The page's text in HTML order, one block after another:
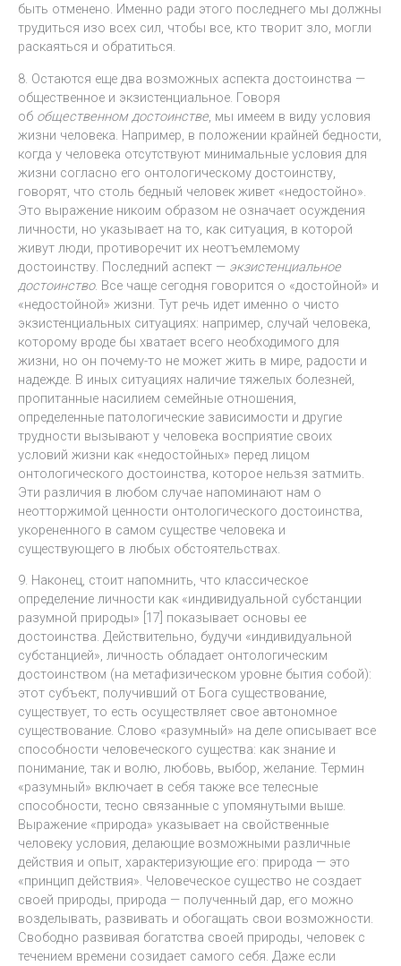
быть отменено. Именно ради этого последнего мы должны
трудиться изо всех сил, чтобы все, кто творит зло, могли
раскаяться и обратиться.
8. Остаются еще два возможных аспекта достоинства —
общественное и экзистенциальное. Говоря
об общественном достоинстве, мы имеем в виду условия
жизни человека. Например, в положении крайней бедности,
когда у человека отсутствуют минимальные условия для
жизни согласно его онтологическому достоинству,
говорят, что столь бедный человек живет «недостойно».
Это выражение никоим образом не означает осуждения
личности, но указывает на то, как ситуация, в которой
живут люди, противоречит их неотъемлемому
достоинству. Последний аспект — экзистенциальное
достоинство. Все чаще сегодня говорится о «достойной» и
«недостойной» жизни. Тут речь идет именно о чисто
экзистенциальных ситуациях: например, случай человека,
которому вроде бы хватает всего необходимого для
жизни, но он почему-то не может жить в мире, радости и
надежде. В иных ситуациях наличие тяжелых болезней,
пропитанные насилием семейные отношения,
определенные патологические зависимости и другие
трудности вызывают у человека восприятие своих
условий жизни как «недостойных» перед лицом
онтологического достоинства, которое нельзя затмить.
Эти различия в любом случае напоминают нам о
неотторжимой ценности онтологического достоинства,
укорененного в самом существе человека и
существующего в любых обстоятельствах.
9. Наконец, стоит напомнить, что классическое
определение личности как «индивидуальной субстанции
разумной природы» [17] показывает основы ее
достоинства. Действительно, будучи «индивидуальной
субстанцией», личность обладает онтологическим
достоинством (на метафизическом уровне бытия собой):
этот субъект, получивший от Бога существование,
существует, то есть осуществляет свое автономное
существование. Слово «разумный» на деле описывает все
способности человеческого существа: как знание и
понимание, так и волю, любовь, выбор, желание. Термин
«разумный» включает в себя также все телесные
способности, тесно связанные с упомянутыми выше.
Выражение «природа» указывает на свойственные
человеку условия, делающие возможными различные
действия и опыт, характеризующие его: природа — это
«принцип действия». Человеческое существо не создает
своей природы, природа — полученный дар, его можно
возделывать, развивать и обогащать свои возможности.
Свободно развивая богатства своей природы, человек с
течением времени созидает самого себя. Даже если